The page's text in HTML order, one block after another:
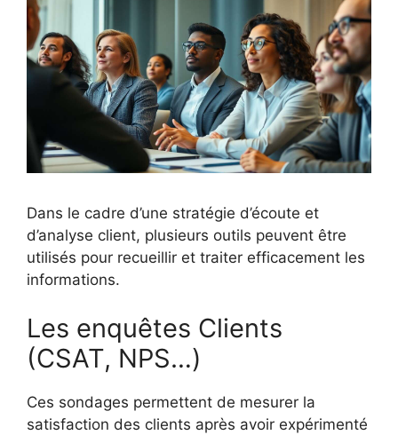
Dans le cadre d’une stratégie d’écoute et
d’analyse client, plusieurs outils peuvent être
utilisés pour recueillir et traiter efficacement les
informations.
Les enquêtes Clients
(CSAT, NPS…)
Ces sondages permettent de mesurer la
satisfaction des clients après avoir expérimenté